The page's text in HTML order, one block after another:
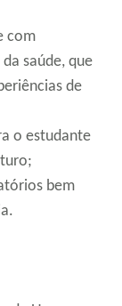
com
saúde, que
de
o estudante
bem